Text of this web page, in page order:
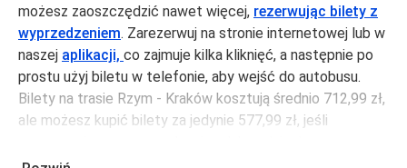
możesz zaoszczędzić nawet więcej, rezerwując bilety z
wyprzedzeniem. Zarezerwuj na stronie internetowej lub w
naszej aplikacji, co zajmuje kilka kliknięć, a następnie po
prostu użyj biletu w telefonie, aby wejść do autobusu.
Bilety na trasie Rzym - Kraków kosztują średnio 712,99 zł,
ale możesz kupić bilety za jedynie 577,99 zł, jeśli
unikając weekendów i świąt. Aby podróżować szybko,